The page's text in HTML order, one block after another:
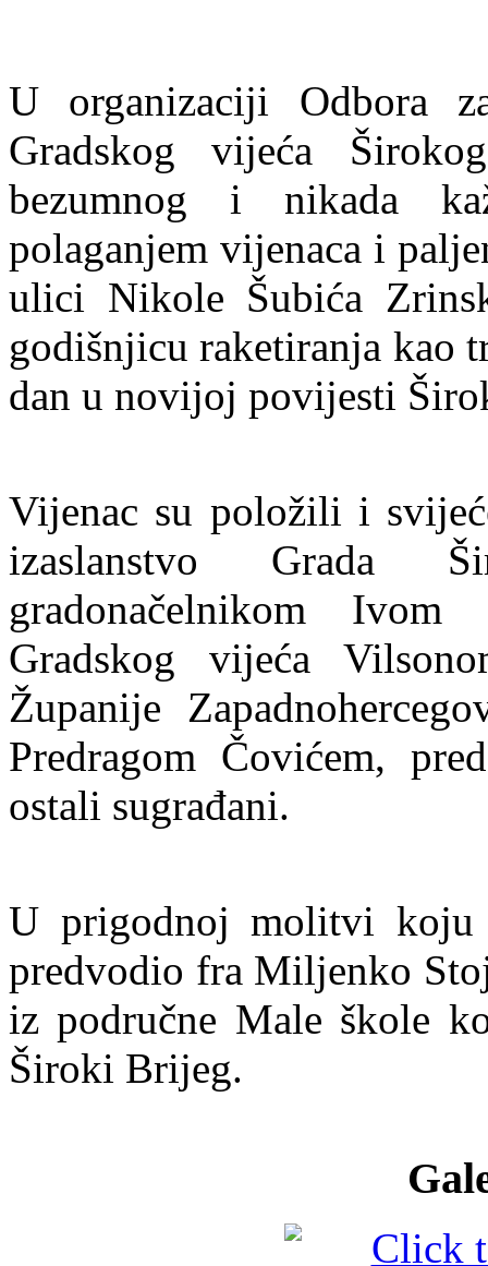
U organizaciji Odbora
Gradskog vijeća
bezumnog i nikada
polaganjem vijenaca i
ulici Nikole Šubića
godišnjicu raketiranja kao
dan u novijoj povijesti
Vijenac su položili i
izaslanstvo Grada
gradonačelnikom
Gradskog vijeća
Županije
Predragom Čovićem,
ostali sugrađani.
U prigodnoj molitvi koju
predvodio fra Miljenko
iz područne Male škole
Široki Brijeg.